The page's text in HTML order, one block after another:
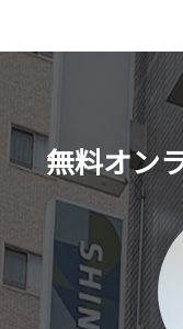
無料オン